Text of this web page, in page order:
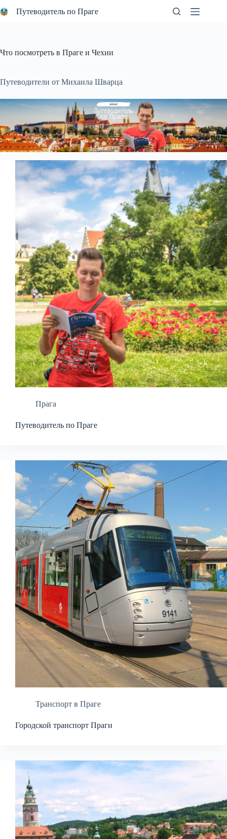
к
Путеводитель по Праге
Что посмотреть в Праге и Чехии
Путеводители от Михаила Шварца
Прага
Путеводитель по Праге
Транспорт в Праге
Городской транспорт Праги